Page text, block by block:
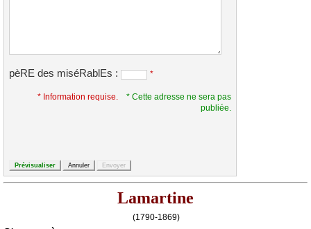
pèRE des miséRablEs : *
* Information requise.
* Cette adresse ne sera pas
publiée.
Lamartine
(1790-1869)